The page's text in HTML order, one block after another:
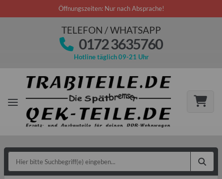
Öffnungszeiten: Nur nach Absprache!
TELEFON / WHATSAPP
0172 3635760
Hotline täglich 09-21 Uhr